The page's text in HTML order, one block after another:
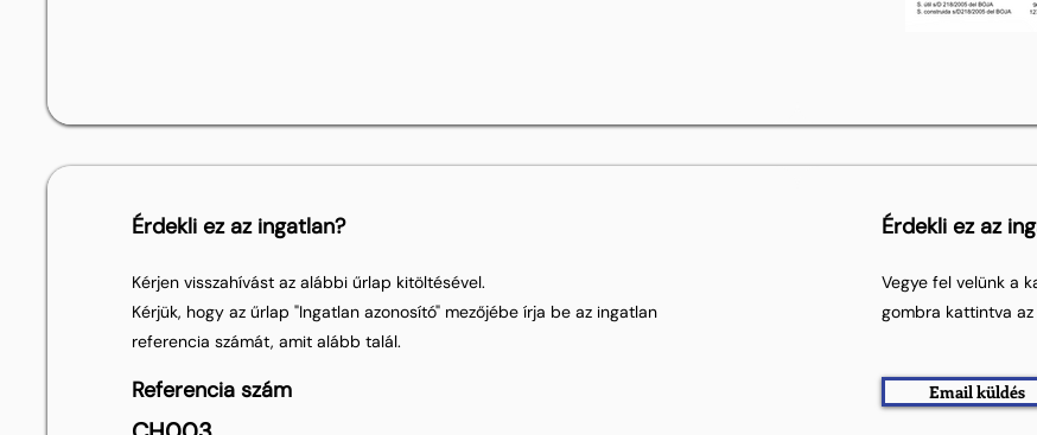
Érdekli ez az ingatlan?
Kérjen visszahívást az alábbi űrlap kitöltésével.
Kérjük, hogy az űrlap "Ingatlan azonosító" mezőjébe írja be az ingatlan
referencia számát, amit alább talál.
Referencia szám
Érdekli ez az
Vegye fel velünk a
gombra kattintva
Email küldés